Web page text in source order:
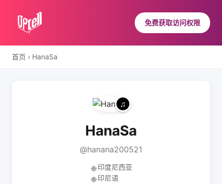
免费获取访问权限
首页 › HanaSa
HanaSa
@hanana200521
🌐 印度尼西亚
🌐 印尼语